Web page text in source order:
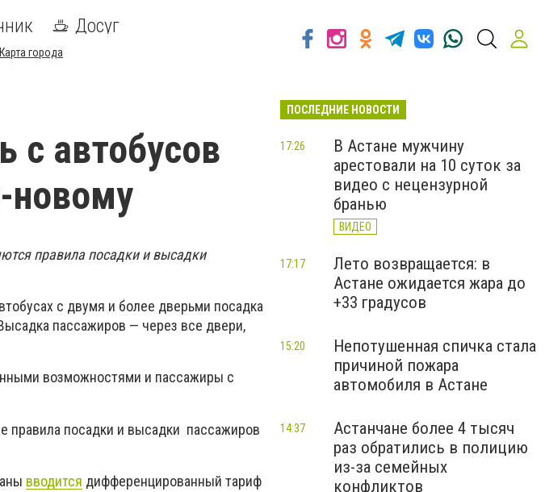
Досуг
Карта города
с автобусов
новому
правила посадки и высадки
с двумя и более дверьми посадка
пассажиров — через все двери,
возможностями и пассажиры с
правила посадки и высадки пассажиров
вводится дифференцированный тариф
ПОСЛЕДНИЕ НОВОСТИ
В Астане мужчину
арестовали на 10 суток за
видео с нецензурной
бранью
ВИДЕО
17:26
Лето возвращается: в
Астане ожидается жара до
+33 градусов
17:17
Непотушенная спичка стала
причиной пожара
автомобиля в Астане
15:20
Астанчане более 4 тысяч
раз обратились в полицию
из-за семейных
конфликтов
14:37